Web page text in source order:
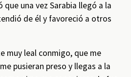
una vez Sarabia llegó a la
de él y favoreció a otros
muy leal conmigo, que me
pusieran preso y llegas a la